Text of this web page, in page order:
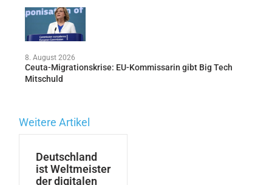
8. August 2026
Ceuta-Migrationskrise: EU-Kommissarin gibt Big Tech
Mitschuld
Weitere Artikel
Deutschland
ist Weltmeister
der digitalen